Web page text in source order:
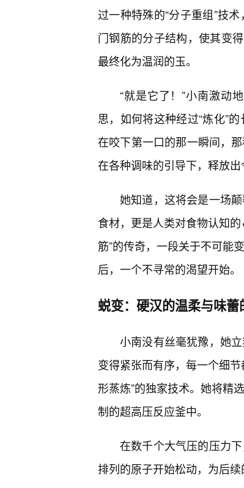
过一种特殊的“分子重组”技
门钢筋的分子结构，使其变
最终化为温润的玉。
“就是它了！”小南激动
思，如何将这种经过“炼化”
在咬下第一口的那一瞬间，
在各种调味的引导下，释放出
她知道，这将会是一场
食材，更是人类对食物认知
筋”的传奇，一段关于不可能
后，一个不寻常的渴望开始。
蜕变：硬汉的温柔与味蕾
小南没有丝毫犹豫，她
变得紧张而有序，每一个细
形蒸炼”的独家技术。她将精
制的超高压反应釜中。
在数千个大气压的压力
排列的原子开始松动，为后续